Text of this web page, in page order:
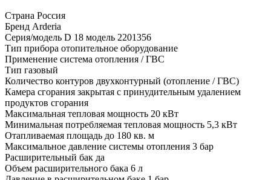
Страна Россия
Бренд Arderia
Серия/модель D 18 модель 2201356
Тип прибора отопительное оборудование
Применение система отопления / ГВС
Тип газовый
Количество контуров двухконтурный (отопление / ГВС)
Камера сгорания закрытая с принудительным удалением
продуктов сгорания
Максимальная тепловая мощность 20 кВт
Минимальная потребляемая тепловая мощность 5,3 кВт
Отапливаемая площадь до 180 кв. м
Максимальное давление системы отопления 3 бар
Расширительный бак да
Объем расширительного бака 6 л